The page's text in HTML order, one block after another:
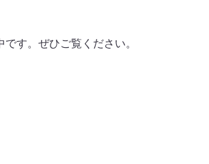
す。ぜひご覧ください。